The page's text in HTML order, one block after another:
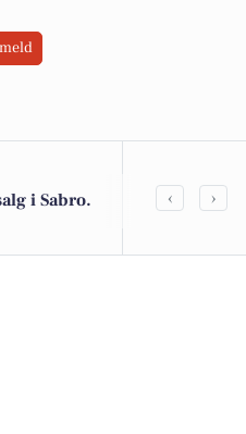
i Sabro.
Spier PS-
‹ ›